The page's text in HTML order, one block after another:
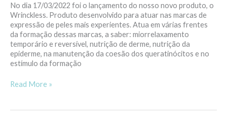
No dia 17/03/2022 foi o lançamento do nosso novo produto, o
Wrinckless. Produto desenvolvido para atuar nas marcas de
expressão de peles mais experientes. Atua em várias frentes
da formação dessas marcas, a saber: miorrelaxamento
temporário e reversível, nutrição de derme, nutrição da
epiderme, na manutenção da coesão dos queratinócitos e no
estímulo da formação
Read More »